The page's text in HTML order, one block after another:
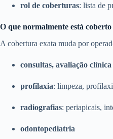
rol de coberturas: lista de
O que normalmente está coberto
A cobertura exata muda por
consultas, avaliação
profilaxia: limpeza,
radiografias: periapicais,
odontopediatria